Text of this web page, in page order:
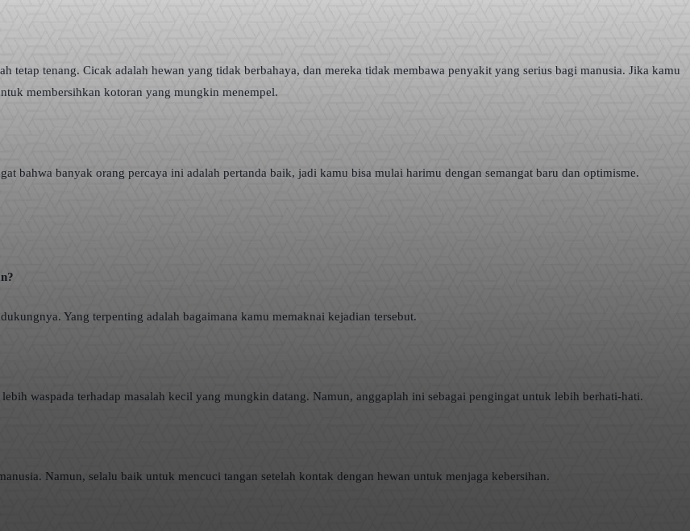
tetap tenang. Cicak adalah hewan yang tidak berbahaya, dan mereka tidak membawa penyakit yang serius bagi manusia. Jika kamu
membersihkan kotoran yang mungkin menempel.
bahwa banyak orang percaya ini adalah pertanda baik, jadi kamu bisa mulai harimu dengan semangat baru dan optimisme.
Yang terpenting adalah bagaimana kamu memaknai kejadian tersebut.
waspada terhadap masalah kecil yang mungkin datang. Namun, anggaplah ini sebagai pengingat untuk lebih berhati-hati.
Namun, selalu baik untuk mencuci tangan setelah kontak dengan hewan untuk menjaga kebersihan.